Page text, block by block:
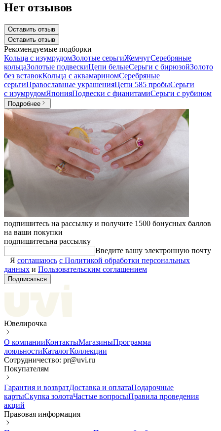
Нет отзывов
Оставить отзыв
Оставить отзыв
Рекомендуемые подборки
Кольца с изумрудомЗолотые серьгиЖемчугСеребряные
кольцаЗолотые подвескиЦепи белыеСерьги с бирюзойЗолото
без вставокКольца с аквамариномСеребряные
серьгиПравославные украшенияЦепи 585 пробыСерьги
с изумрудомЯпонияПодвески с фианитамиСерьги с рубином
Подробнее
подпишитесь на рассылку и получите 1500 бонусных баллов
на ваши покупки
подпишитесьна рассылку
Введите вашу электронную почту
Я соглашаюсь с Политикой обработки персональных
данных и Пользовательским соглашением
Подписаться
Ювелирочка
О компанииКонтактыМагазиныПрограмма
лояльностиКаталогКоллекции
Сотрудничество: pr@uvi.ru
Покупателям
Гарантия и возвратДоставка и оплатаПодарочные
картыСкупка золотаЧастые вопросыПравила проведения
акций
Правовая информация